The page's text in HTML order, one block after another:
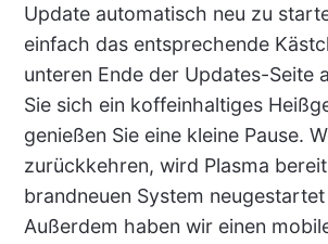
Update automatisch neu zu
einfach das entsprechende
unteren Ende der Updates-Seite
Sie sich ein koffeinhaltiges
genießen Sie eine kleine Pause.
zurückkehren, wird Plasma
brandneuen System neugestartet
Außerdem haben wir einen